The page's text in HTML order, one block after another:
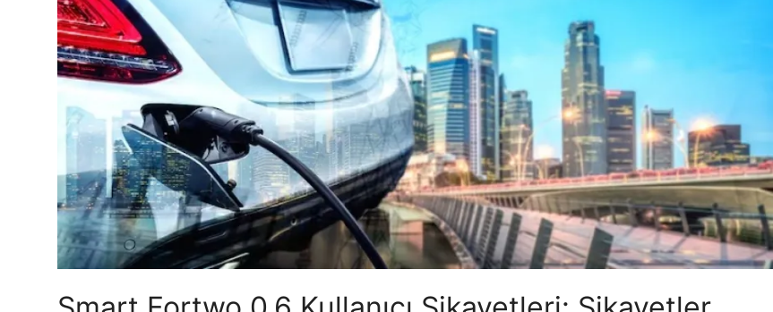
Elektrikli & Hibrit
Kiralama & Filo
Sürüş & Güvenlik
Lastik & Jant
Yağlar & Sıvılar
LPG & Yakıt
Elektrik & Akü